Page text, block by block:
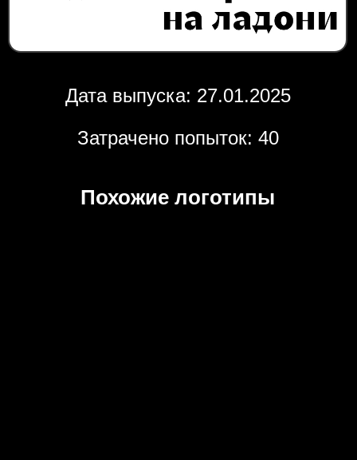
Дата выпуска: 27.01.2025
Затрачено попыток: 40
Похожие логотипы